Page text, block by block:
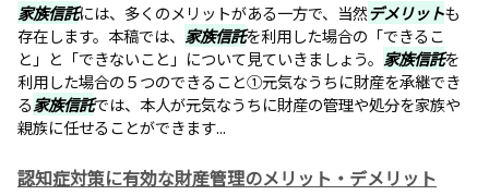
家族信託には、多くのメリットがある一方で、当然デメリットも
存在します。本稿では、 家族信託を利用した場合の「できるこ
と」と「できないこと」について見ていきましょう。 家族信託を
利用した場合の５つのできること①元気なうちに財産を承継でき
る家族信託では、本人が元気なうちに財産の管理や処分を家族や
親族に任せることができます...
認知症対策に有効な財産管理のメリット・デメリット